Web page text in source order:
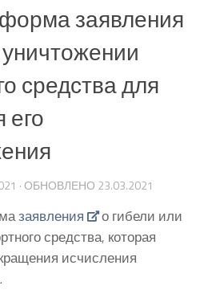
заявления
средства для
· ОБНОВЛЕНО 23.03.2021
заявления
о гибели или
средства, которая
исчисления